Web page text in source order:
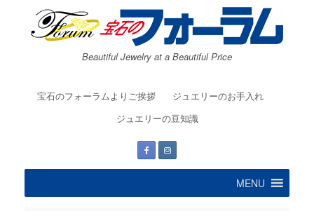
Beautiful Jewelry at a Beautiful Price
宝石のフォーラムよりご挨拶
ジュエリーのお手入れ
ジュエリーの豆知識
MENU